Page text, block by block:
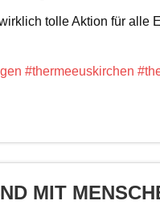
tolle Aktion für alle
#thermeeuskirchen
MIT